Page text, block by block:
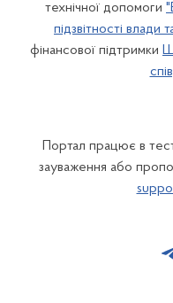
технічної допомоги
підзвітності влади
фінансової підтримки
Портал працює в
зауваження або